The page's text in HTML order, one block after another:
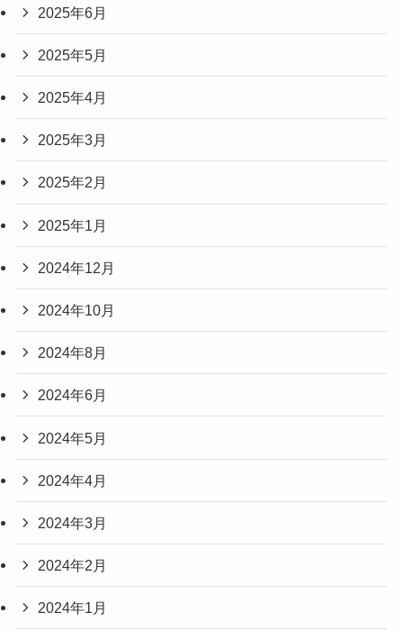
2025年6月
2025年5月
2025年4月
2025年3月
2025年2月
2025年1月
2024年12月
2024年10月
2024年8月
2024年6月
2024年5月
2024年4月
2024年3月
2024年2月
2024年1月